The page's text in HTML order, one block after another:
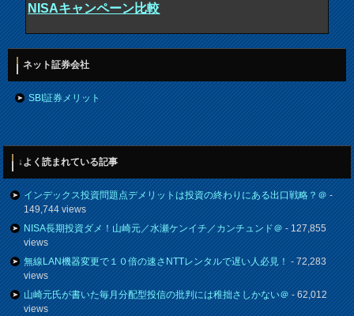
NISAキャンペーン比較
ネット証券会社
SBI証券メリット
↓よく読まれている記事
インデックス投資問題点デメリットは投資の終わりにある出口戦略？＠-
149,744 views
NISA長期投資ダメ！山崎元／水瀬ケンイチ／カンチュンド＠- 127,855
views
無線LAN機器変更で１０倍の速さNTTレンタルで遅い人必見！- 72,283
views
山崎元氏が書いた毎月分配型投信の批判には稚拙さしかない＠- 62,012
views